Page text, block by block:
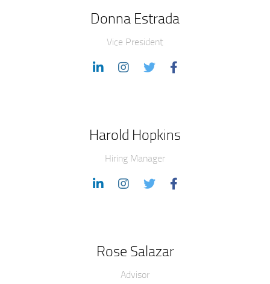
Donna Estrada
Vice President
Harold Hopkins
Hiring Manager
Rose Salazar
Advisor